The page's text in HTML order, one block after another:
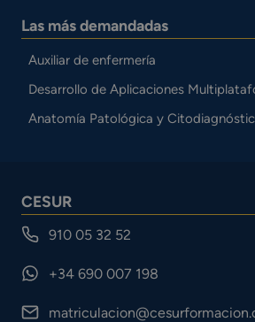
Las más demandadas
Auxiliar de enfermería
Desarrollo de Aplicaciones
Anatomía Patológica y
CESUR
910 05 32 52
+34 690 007 198